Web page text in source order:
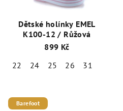
Dětské holínky EMEL
K100-12 / Růžová
899 Kč
22
24 25 26 31
Barefoot